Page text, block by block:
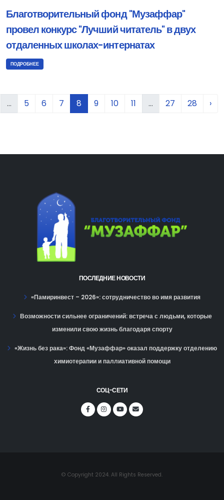
Благотворительный фонд "Музаффар"
провел конкурс "Лучший читатель" в двух
отдаленных школах-интернатах
ПОДРОБНЕЕ
... 5 6 7 8 9 10 11 ... 27 28 ›
ПОСЛЕДНИЕ НОВОСТИ
«Памиринвест – 2026»: сотрудничество во имя развития
Возможности сильнее ограничений: встреча с людьми, которые
изменили свою жизнь благодаря спорту
«Жизнь без рака»: Фонд «Музаффар» оказал поддержку отделению
химиотерапии и паллиативной помощи
СОЦ-СЕТИ
© Copyright 2024. All Rights Reserved.